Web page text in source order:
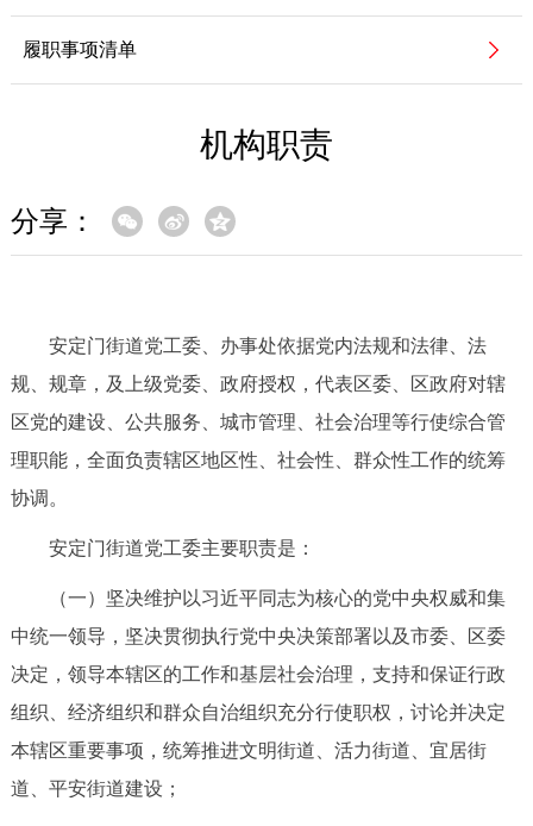
履职事项清单
机构职责
分享：
安定门街道党工委、办事处依据党内法规和法律、法
规、规章，及上级党委、政府授权，代表区委、区政府对辖
区党的建设、公共服务、城市管理、社会治理等行使综合管
理职能，全面负责辖区地区性、社会性、群众性工作的统筹
协调。
安定门街道党工委主要职责是：
（一）坚决维护以习近平同志为核心的党中央权威和集
中统一领导，坚决贯彻执行党中央决策部署以及市委、区委
决定，领导本辖区的工作和基层社会治理，支持和保证行政
组织、经济组织和群众自治组织充分行使职权，讨论并决定
本辖区重要事项，统筹推进文明街道、活力街道、宜居街
道、平安街道建设；